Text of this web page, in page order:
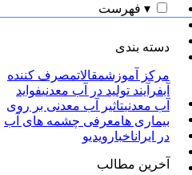
▾
دسته بندی
مرکز آموزشمقالاتمصرف کننده
آبفرآیند تولید در آب معدنیفواید
آب معدنیتاثیر آب معدنی بر روی
بیماری هامعرفی چشمه های آب
در ایراناخبار ویدیو
آخرین مطالب